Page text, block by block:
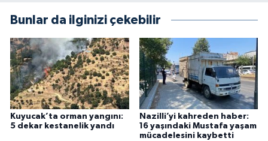
Bunlar da ilginizi çekebilir
Kuyucak’ta orman yangını:
5 dekar kestanelik yandı
Nazilli’yi kahreden haber:
16 yaşındaki Mustafa yaşam
mücadelesini kaybetti